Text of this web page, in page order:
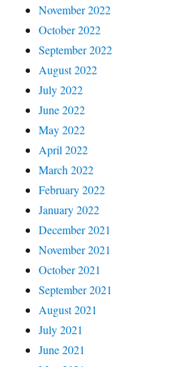
November 2022
October 2022
September 2022
August 2022
July 2022
June 2022
May 2022
April 2022
March 2022
February 2022
January 2022
December 2021
November 2021
October 2021
September 2021
August 2021
July 2021
June 2021